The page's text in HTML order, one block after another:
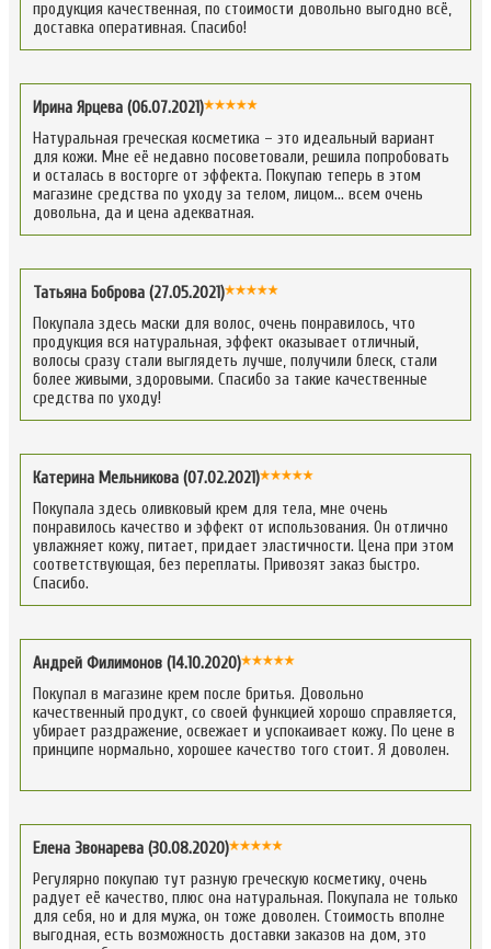
продукция качественная, по стоимости довольно выгодно всё,
доставка оперативная. Спасибо!
Ирина Ярцева (06.07.2021)
Натуральная греческая косметика – это идеальный вариант
для кожи. Мне её недавно посоветовали, решила попробовать
и осталась в восторге от эффекта. Покупаю теперь в этом
магазине средства по уходу за телом, лицом… всем очень
довольна, да и цена адекватная.
Татьяна Боброва (27.05.2021)
Покупала здесь маски для волос, очень понравилось, что
продукция вся натуральная, эффект оказывает отличный,
волосы сразу стали выглядеть лучше, получили блеск, стали
более живыми, здоровыми. Спасибо за такие качественные
средства по уходу!
Катерина Мельникова (07.02.2021)
Покупала здесь оливковый крем для тела, мне очень
понравилось качество и эффект от использования. Он отлично
увлажняет кожу, питает, придает эластичности. Цена при этом
соответствующая, без переплаты. Привозят заказ быстро.
Спасибо.
Андрей Филимонов (14.10.2020)
Покупал в магазине крем после бритья. Довольно
качественный продукт, со своей функцией хорошо справляется,
убирает раздражение, освежает и успокаивает кожу. По цене в
принципе нормально, хорошее качество того стоит. Я доволен.
Елена Звонарева (30.08.2020)
Регулярно покупаю тут разную греческую косметику, очень
радует её качество, плюс она натуральная. Покупала не только
для себя, но и для мужа, он тоже доволен. Стоимость вполне
выгодная, есть возможность доставки заказов на дом, это